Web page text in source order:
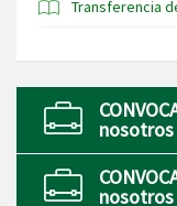
Transferencia
nosotros
nosotros